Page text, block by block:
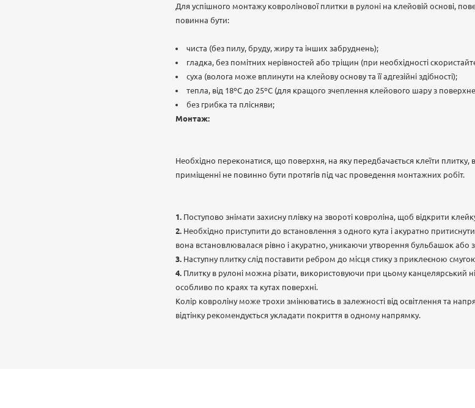
Для успішного монтажу ковролінової плитки в рулоні на клейовій основі,
повинна бути:
чиста (без пилу, бруду, жиру та інших забруднень);
гладка, без помітних нерівностей або тріщин (при необхідності
суха (волога може вплинути на клейову основу та її адгезійні здібності);
тепла, від 18ºС до 25ºС (для кращого зчеплення клейового шару з
без грибка та плісняви;
Монтаж:
Необхідно переконатися, що поверхня, на яку передбачається клеїти
приміщенні не повинно бути протягів під час проведення монтажних робіт.
Поступово знімати захисну плівку на звороті ковроліна, щоб відкрити
Необхідно приступити до встановлення з одного кута і акуратно
вона встановлювалася рівно і акуратно, уникаючи утворення бульбашок або
Наступну плитку слід поставити ребром до місця стику з приклеєною
Плитку в рулоні можна різати, використовуючи при цьому канцелярський
особливо по краях та кутах поверхні.
Колір ковроліну може трохи змінюватись в залежності від освітлення та
відтінку рекомендується укладати покриття в одному напрямку.